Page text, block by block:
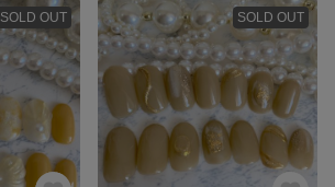
SOLD OUT SOLD OUT